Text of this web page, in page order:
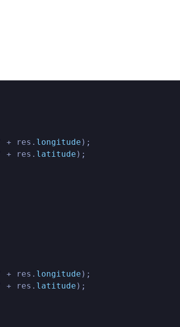
+ res. longitude );
+ res. latitude );
+ res. longitude );
+ res. latitude );